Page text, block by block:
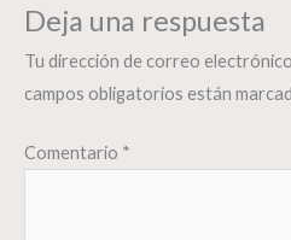
Deja una respuesta
Tu dirección de correo
campos obligatorios están
Comentario *